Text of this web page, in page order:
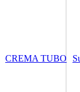
CREMA TUBO